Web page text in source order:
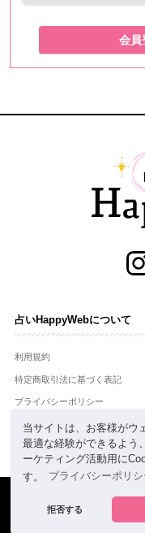
当サイトは、お客様がウ
最適な経験ができるよう
ーケティング活動用に
す。
プライバシーポリシ
拒否する
会員
占いHappyWebについて
利用規約
特定商取引法に基づく表記
プライバシーポリシー
運営会社
お問合せ
掲載の情報や画像など、す